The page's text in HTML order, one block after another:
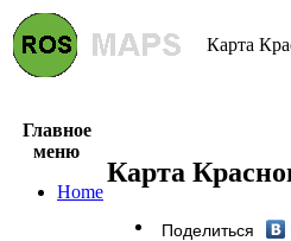
Карта
Главное
меню
Home
Карта
Поделиться